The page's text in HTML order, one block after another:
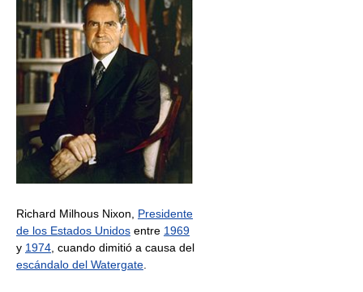
Richard Milhous Nixon, Presidente
de los Estados Unidos entre 1969
y 1974 , cuando dimitió a causa del
escándalo del Watergate